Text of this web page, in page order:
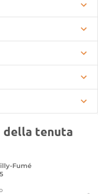
tenuta
Fumé